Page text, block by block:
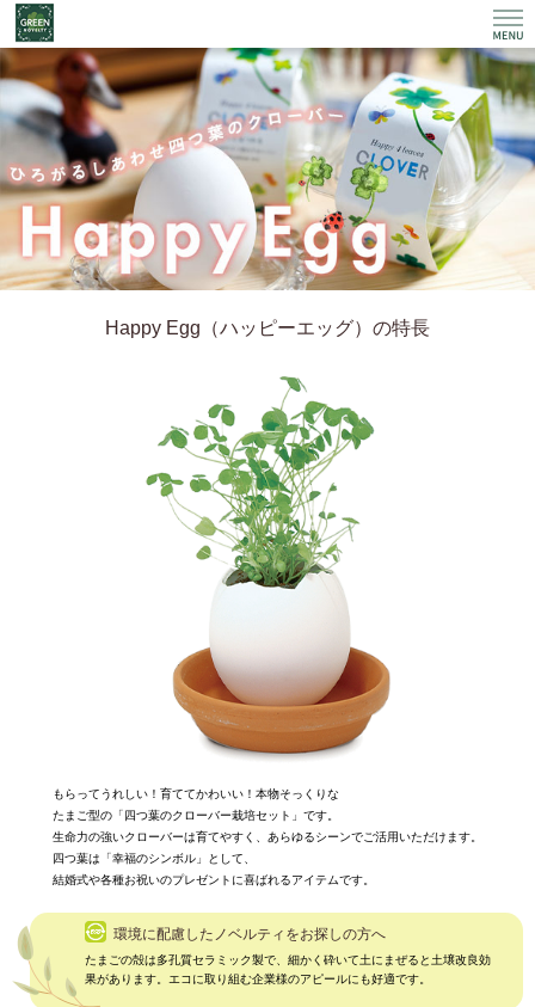
HOME
タキイノベルティのポイント
商品ラインナップ
価格表
よくあるご質問
きっと見つかる
しあわせの四つ葉のクローバー
TEL / 代表
075-365-0123
novelty@takii.co.jp
無料サンプル・資料請求フォーム
>> ご注文からお届けまでの流れ
Happy Egg（ハッピーエッグ）の特長
もらってうれしい！育ててかわいい！本物そっくりな
たまご型の「四つ葉のクローバー栽培セット」です。
生命力の強いクローバーは育てやすく、あらゆるシーンでご活用いただけます。
四つ葉は「幸福のシンボル」として、
結婚式や各種お祝いのプレゼントに喜ばれるアイテムです。
環境に配慮したノベルティをお探しの方へ
たまごの殻は多孔質セラミック製で、細かく砕いて土にまぜると土壌改良効
果があります。エコに取り組む企業様のアピールにも好適です。